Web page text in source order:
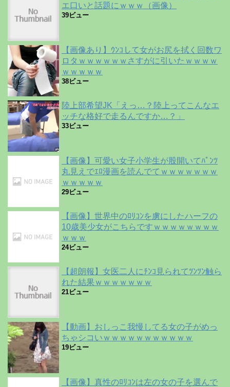
エ口いと話題にｗｗｗ（画像）
39ビュー
【画像あり】ｳﾝｺして女がお尻を拭く回数ワ
ロタｗｗｗｗｗｗさすがに引いたｗｗｗｗ
ｗｗｗｗｗ
38ビュー
陸上部希望JK「えっ…？陸上ってこんなエ
ッチな格好で走るんですか…？」
33ビュー
【画像】可愛い女子小学生が股開いてﾊﾟﾝﾂ
丸見えでｴﾛ漫画を読んでてｗｗｗｗｗｗｗ
ｗｗｗｗｗ
29ビュー
【画像】世界中のﾛﾘｺﾝを虜にしたハーフの
10歳美少女がこちらですｗｗｗｗｗｗｗｗ
ｗｗｗ
24ビュー
【超朗報】女医二人にﾁﾝｺ見られてﾂﾝﾂﾝ触ら
れた結果ｗｗｗｗｗｗｗ
21ビュー
【動画】おしっこ我慢してる女の子がめっ
ちゃシコいｗｗｗｗｗｗｗｗｗｗｗ
19ビュー
【画像】真性のﾛﾘｺﾝは左の女の子を選んで